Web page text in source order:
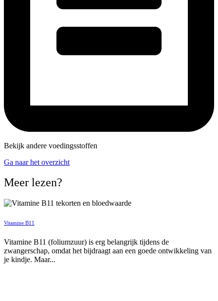
Bekijk andere voedingsstoffen
Ga naar het overzicht
Meer lezen?
Vitamine B11
Vitamine B11 (foliumzuur) is erg belangrijk tijdens de
zwangerschap, omdat het bijdraagt aan een goede ontwikkeling van
je kindje. Maar...